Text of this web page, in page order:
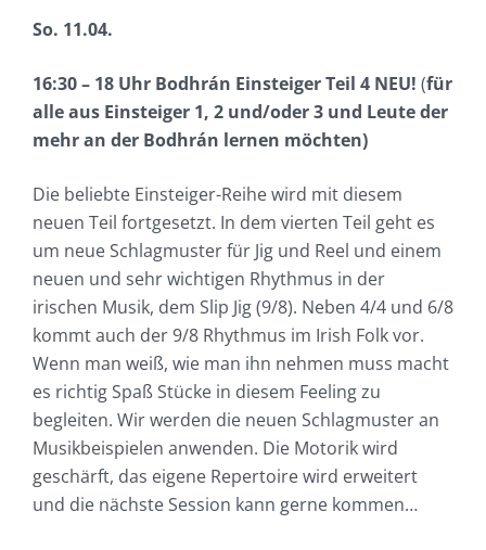
So. 11.04.
16:30 – 18 Uhr Bodhrán Einsteiger Teil 4 NEU! (für
alle aus Einsteiger 1, 2 und/oder 3 und Leute der
mehr an der Bodhrán lernen möchten)
Die beliebte Einsteiger-Reihe wird mit diesem
neuen Teil fortgesetzt. In dem vierten Teil geht es
um neue Schlagmuster für Jig und Reel und einem
neuen und sehr wichtigen Rhythmus in der
irischen Musik, dem Slip Jig (9/8). Neben 4/4 und 6/8
kommt auch der 9/8 Rhythmus im Irish Folk vor.
Wenn man weiß, wie man ihn nehmen muss macht
es richtig Spaß Stücke in diesem Feeling zu
begleiten. Wir werden die neuen Schlagmuster an
Musikbeispielen anwenden. Die Motorik wird
geschärft, das eigene Repertoire wird erweitert
und die nächste Session kann gerne kommen…